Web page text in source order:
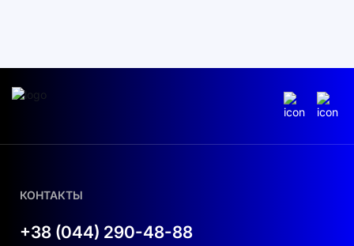
последовательно подключать от7 до 21
200 А·ч каждый).
Диапазон рабочих температур:
(разрядка)
КОНТАКТЫ
+38 (044) 290-48-88